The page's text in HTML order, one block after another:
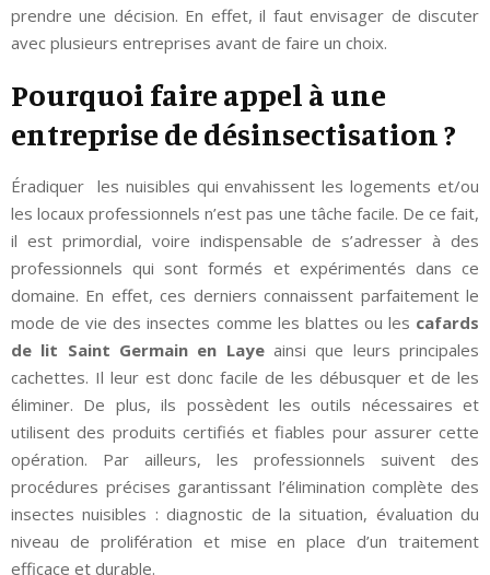
prendre une décision. En effet, il faut envisager de discuter
avec plusieurs entreprises avant de faire un choix.
Pourquoi faire appel à une
entreprise de désinsectisation ?
Éradiquer les nuisibles qui envahissent les logements et/ou
les locaux professionnels n’est pas une tâche facile. De ce fait,
il est primordial, voire indispensable de s’adresser à des
professionnels qui sont formés et expérimentés dans ce
domaine. En effet, ces derniers connaissent parfaitement le
mode de vie des insectes comme les blattes ou les cafards
de lit Saint Germain en Laye ainsi que leurs principales
cachettes. Il leur est donc facile de les débusquer et de les
éliminer. De plus, ils possèdent les outils nécessaires et
utilisent des produits certifiés et fiables pour assurer cette
opération. Par ailleurs, les professionnels suivent des
procédures précises garantissant l’élimination complète des
insectes nuisibles : diagnostic de la situation, évaluation du
niveau de prolifération et mise en place d’un traitement
efficace et durable.